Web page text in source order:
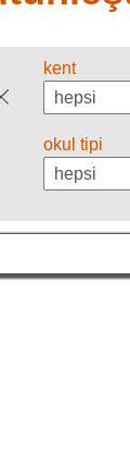
kent
okul tipi